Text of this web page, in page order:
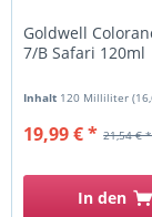
Goldwell
7/B Safari 120ml
Inhalt 120 Milliliter
21,54 € *
19,99 € *
In den